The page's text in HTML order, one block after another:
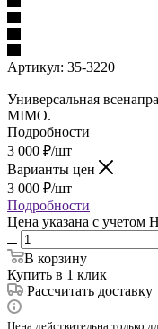
Артикул: 35-3220
Универсальная
MIMO.
Подробности
3 000 ₽/шт
Варианты цен
3 000 ₽/шт
Подробности
Цена указана с учетом
В корзину
Купить в 1 клик
Рассчитать доставку
Цена действительна только